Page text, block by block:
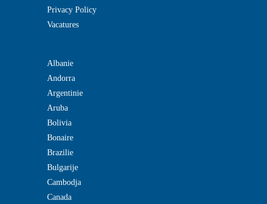
Privacy Policy
Vacatures
Albanie
Andorra
Argentinie
Aruba
Bolivia
Bonaire
Brazilie
Bulgarije
Cambodja
Canada